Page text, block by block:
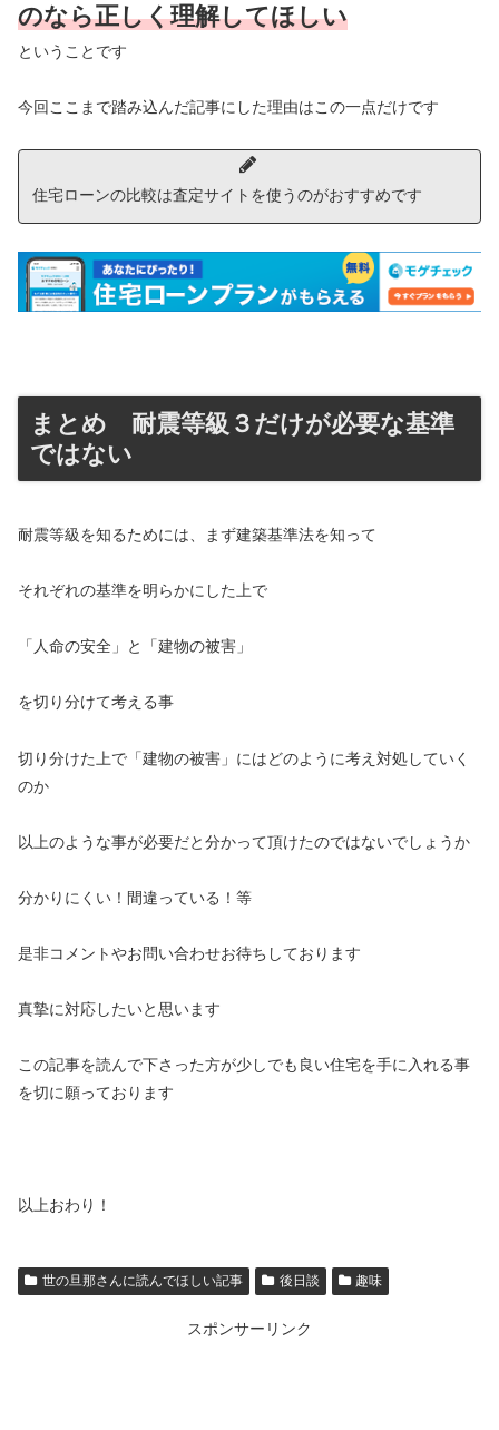
のなら正しく理解してほしい
ということです
今回ここまで踏み込んだ記事にした理由はこの一点だけです
住宅ローンの比較は査定サイトを使うのがおすすめです
まとめ 耐震等級３だけが必要な基準
ではない
耐震等級を知るためには、まず建築基準法を知って
それぞれの基準を明らかにした上で
「人命の安全」と「建物の被害」
を切り分けて考える事
切り分けた上で「建物の被害」にはどのように考え対処していく
のか
以上のような事が必要だと分かって頂けたのではないでしょうか
分かりにくい！間違っている！等
是非コメントやお問い合わせお待ちしております
真摯に対応したいと思います
この記事を読んで下さった方が少しでも良い住宅を手に入れる事
を切に願っております
以上おわり！
世の旦那さんに読んでほしい記事 後日談 趣味
スポンサーリンク